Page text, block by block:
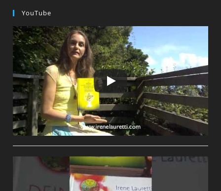
YouTube